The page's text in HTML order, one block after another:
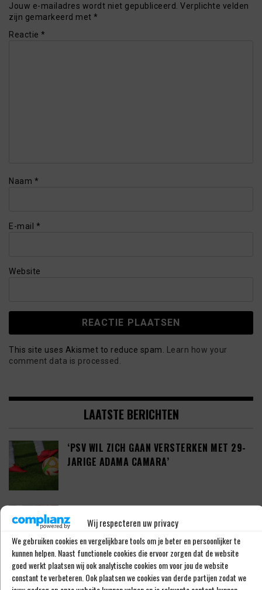
Wij respecteren uw privacy
We gebruiken cookies en vergelijkbare tools om je beter en persoonlijker te
kunnen helpen. Naast functionele cookies die ervoor zorgen dat de website
goed werkt plaatsen wij ook analytische cookies om voor jou de website
constant te verbeteren. Ook plaatsen we cookies van derde partijen zodat we
Jouw e-mailadres wordt niet gepubliceerd. Verplichte velden
zijn gemarkeerd met *
Reactie *
Naam *
E-mail *
Website
This site uses Akismet to reduce spam.
Learn how your
comment data is processed.
LAATSTE BERICHTEN
‘PSV WIL ZICH GAAN VERSTERKEN MET 29-
JARIGE ADAMA CAMARA’
JAAR BIJ FC TWENTE
‘COUHAIB DRIOUECH ZOU EEN PRIMA